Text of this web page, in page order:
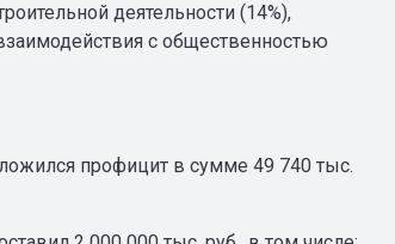
деятельности (14%),
с общественностью
профицит в сумме 49 740 тыс.